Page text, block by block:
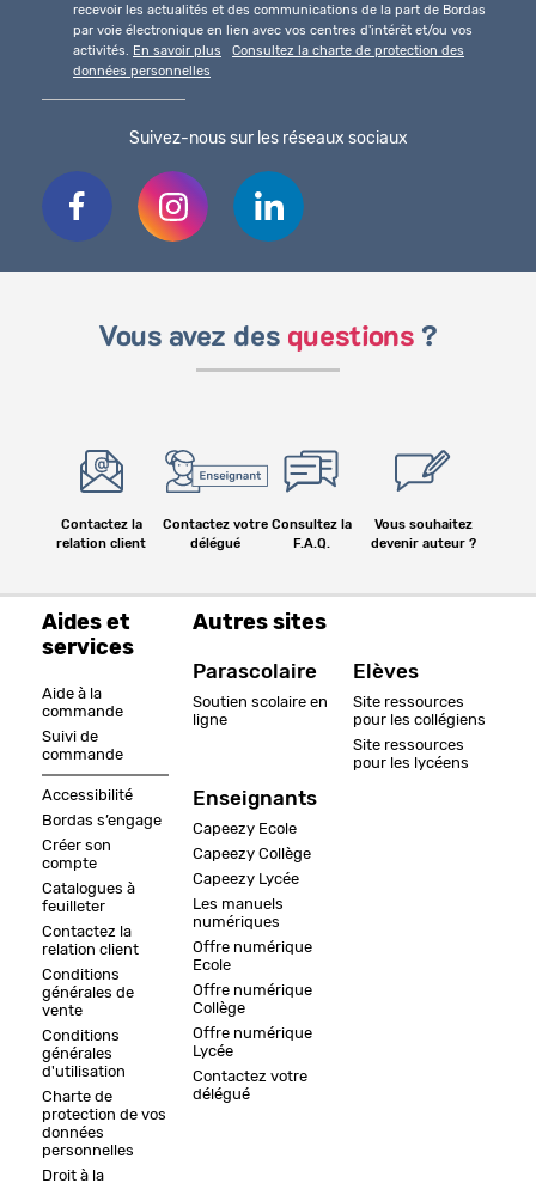
recevoir les actualités et des communications de la part de Bordas
par voie électronique en lien avec vos centres d'intérêt et/ou vos
activités.
En savoir plus
Consultez la charte de protection des
données personnelles
Suivez-nous sur les réseaux sociaux
Vous avez des questions ?
Contactez la
relation client
Contactez votre
délégué
Consultez la
F.A.Q.
Vous souhaitez
devenir auteur ?
Aides et
services
Aide à la
commande
Suivi de
commande
Accessibilité
Bordas s’engage
Créer son
compte
Catalogues à
feuilleter
Contactez la
relation client
Conditions
générales de
vente
Conditions
générales
d'utilisation
Charte de
protection de vos
données
personnelles
Droit à la
Autres sites
Parascolaire
Soutien scolaire en
ligne
Enseignants
Capeezy Ecole
Capeezy Collège
Capeezy Lycée
Les manuels
numériques
Offre numérique
Ecole
Offre numérique
Collège
Offre numérique
Lycée
Contactez votre
délégué
Elèves
Site ressources
pour les collégiens
Site ressources
pour les lycéens